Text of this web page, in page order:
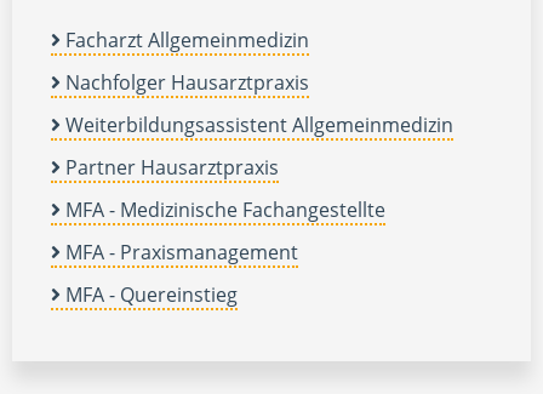
Facharzt Allgemeinmedizin
Nachfolger Hausarztpraxis
Weiterbildungsassistent Allgemeinmedizin
Partner Hausarztpraxis
MFA - Medizinische Fachangestellte
MFA - Praxismanagement
MFA - Quereinstieg